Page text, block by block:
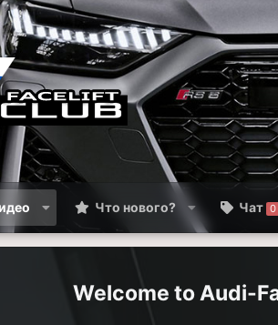
Что нового? Чат 0
Audi-